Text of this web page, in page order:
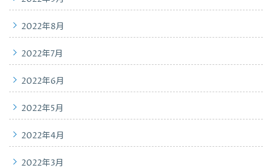
2022年8月
2022年7月
2022年6月
2022年5月
2022年4月
2022年3月